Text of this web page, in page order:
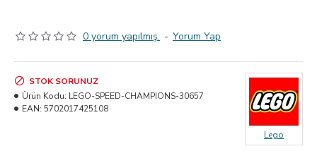
0 yorum yapılmış. - Yorum Yap
STOK SORUNUZ
Ürün Kodu: LEGO-SPEED-CHAMPIONS-30657
EAN: 5702017425108
Lego